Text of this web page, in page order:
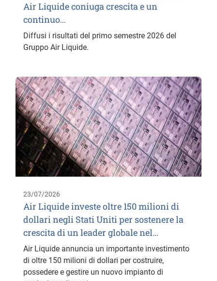
Air Liquide coniuga crescita e un
continuo…
Diffusi i risultati del primo semestre 2026 del
Gruppo Air Liquide.
23/07/2026
Air Liquide investe oltre 150 milioni di
dollari negli Stati Uniti per sostenere la
crescita di un leader globale nel…
Air Liquide annuncia un importante investimento
di oltre 150 milioni di dollari per costruire,
possedere e gestire un nuovo impianto di